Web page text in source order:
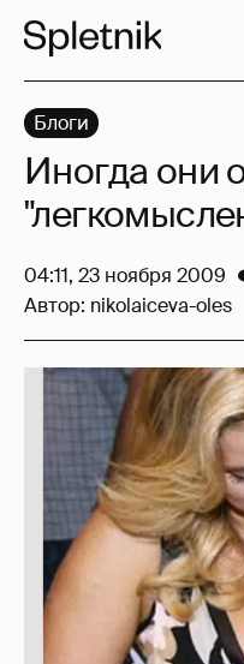
Блоги
Иногда они
04:11, 23 ноября 2009
Автор: nikolaiceva-oles